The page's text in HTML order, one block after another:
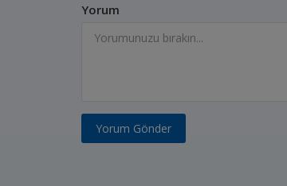
Yorum
Yorum Gönder